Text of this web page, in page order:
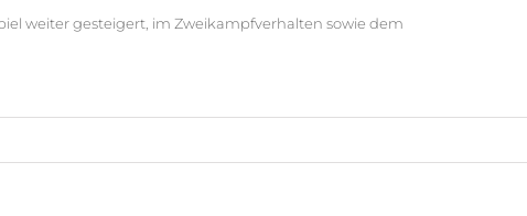
weiter gesteigert, im Zweikampfverhalten sowie dem